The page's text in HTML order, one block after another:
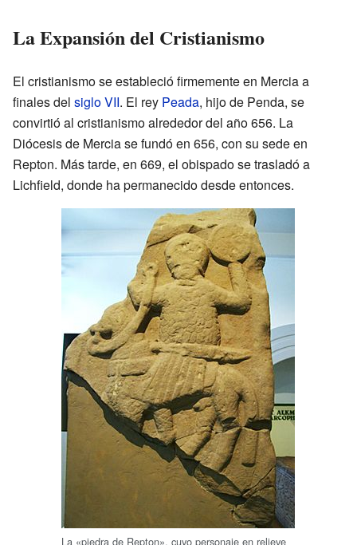
La Expansión del Cristianismo
El cristianismo se estableció firmemente en Mercia a
finales del siglo VII. El rey Peada, hijo de Penda, se
convirtió al cristianismo alrededor del año 656. La
Diócesis de Mercia se fundó en 656, con su sede en
Repton. Más tarde, en 669, el obispado se trasladó a
Lichfield, donde ha permanecido desde entonces.
La «piedra de Repton», cuyo personaje en relieve